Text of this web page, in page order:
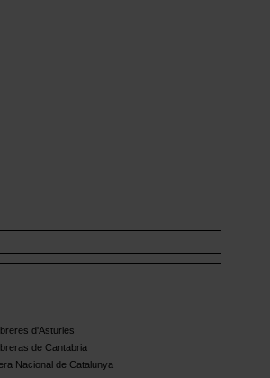
d'Asturies
de Cantabria
Nacional de Catalunya